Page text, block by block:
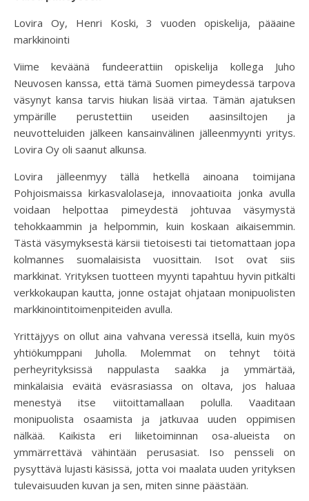
Lovira Oy, Henri Koski, 3 vuoden opiskelija, pääaine
markkinointi
Viime keväänä fundeerattiin opiskelija kollega Juho
Neuvosen kanssa, että tämä Suomen pimeydessä tarpova
väsynyt kansa tarvis hiukan lisää virtaa. Tämän ajatuksen
ympärille perustettiin useiden aasinsiltojen ja
neuvotteluiden jälkeen kansainvälinen jälleenmyynti yritys.
Lovira Oy oli saanut alkunsa.
Lovira jälleenmyy tällä hetkellä ainoana toimijana
Pohjoismaissa kirkasvalolaseja, innovaatioita jonka avulla
voidaan helpottaa pimeydestä johtuvaa väsymystä
tehokkaammin ja helpommin, kuin koskaan aikaisemmin.
Tästä väsymyksestä kärsii tietoisesti tai tietomattaan jopa
kolmannes suomalaisista vuosittain. Isot ovat siis
markkinat. Yrityksen tuotteen myynti tapahtuu hyvin pitkälti
verkkokaupan kautta, jonne ostajat ohjataan monipuolisten
markkinointitoimenpiteiden avulla.
Yrittäjyys on ollut aina vahvana veressä itsellä, kuin myös
yhtiökumppani Juholla. Molemmat on tehnyt töitä
perheyrityksissä nappulasta saakka ja ymmärtää,
minkälaisia eväitä eväsrasiassa on oltava, jos haluaa
menestyä itse viitoittamallaan polulla. Vaaditaan
monipuolista osaamista ja jatkuvaa uuden oppimisen
nälkää. Kaikista eri liiketoiminnan osa-alueista on
ymmärrettävä vähintään perusasiat. Iso pensseli on
pysyttävä lujasti käsissä, jotta voi maalata uuden yrityksen
tulevaisuuden kuvan ja sen, miten sinne päästään.